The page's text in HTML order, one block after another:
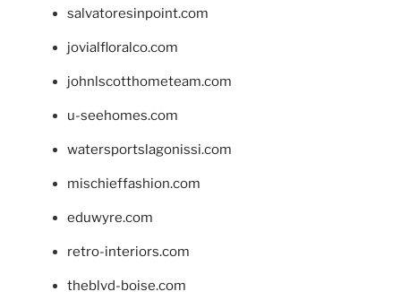
salvatoresinpoint.com
jovialfloralco.com
johnlscotthometeam.com
u-seehomes.com
watersportslagonissi.com
mischieffashion.com
eduwyre.com
retro-interiors.com
theblvd-boise.com